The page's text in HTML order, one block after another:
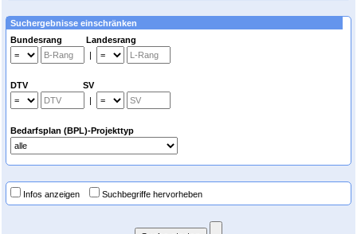
Suchergebnisse einschränken
Bundesrang Landesrang
|
DTV SV
|
Bedarfsplan (BPL)-Projekttyp
Infos anzeigen Suchbegriffe hervorheben